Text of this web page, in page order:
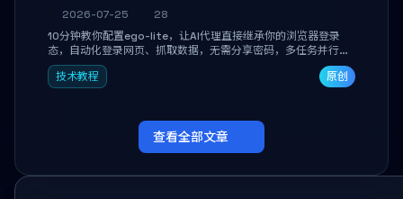
2026-07-25
28
10分钟教你配置ego-lite，让AI代理直接继承你的浏览器登录
态，自动化登录网页、抓取数据，无需分享密码，多任务并行不
干扰日常使用。
技术教程
原创
查看全部文章